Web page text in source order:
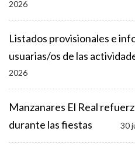
2026
Listados provisionales e
usuarias/os de las
2026
Manzanares El Real
durante las fiestas
30